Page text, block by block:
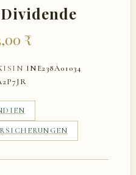
₹
ISIN INE238A01034